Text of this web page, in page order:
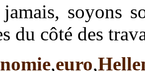
soyons
du côté des
,euro,